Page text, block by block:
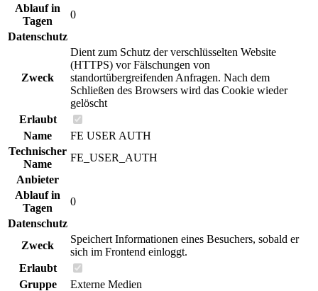
Ablauf in
Tagen
0
Datenschutz
Zweck
Dient zum Schutz der verschlüsselten Website
(HTTPS) vor Fälschungen von
standortübergreifenden Anfragen. Nach dem
Schließen des Browsers wird das Cookie wieder
gelöscht
Erlaubt
Name
FE USER AUTH
Technischer
Name
FE_USER_AUTH
Anbieter
Ablauf in
Tagen
0
Datenschutz
Zweck
Speichert Informationen eines Besuchers, sobald er
sich im Frontend einloggt.
Erlaubt
Gruppe
Externe Medien